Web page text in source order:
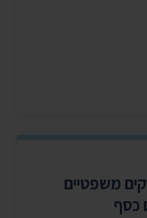
משפטיים
כסף